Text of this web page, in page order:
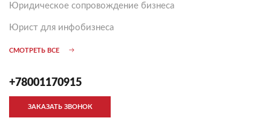
Юридическое сопровождение бизнеса
Юрист для инфобизнеса
СМОТРЕТЬ ВСЕ
+78001170915
ЗАКАЗАТЬ ЗВОНОК